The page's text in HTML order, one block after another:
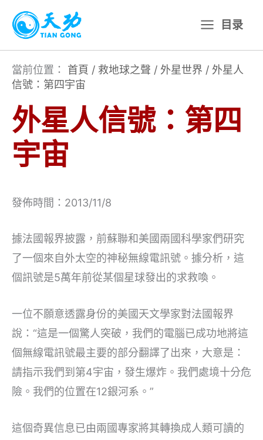
主
目录
當前位置： 首頁 / 救地球之聲 / 外星世界 / 外星人
信號：第四宇宙
外星人信號：第四
宇宙
發佈時間：2013/11/8
據法國報界披露，前蘇聯和美國兩國科學家們研究
了一個來自外太空的神秘無線電訊號。據分析，這
個訊號是5萬年前從某個星球發出的求救喚。
一位不願意透露身份的美國天文學家對法國報界
說：“這是一個驚人突破，我們的電腦已成功地將這
個無線電訊號最主要的部分翻譯了出來，大意是：
請指示我們到第4宇宙，發生爆炸。我們處境十分危
險。我們的位置在12銀河系。”
這個奇異信息已由兩國專家將其轉換成人類可讀的